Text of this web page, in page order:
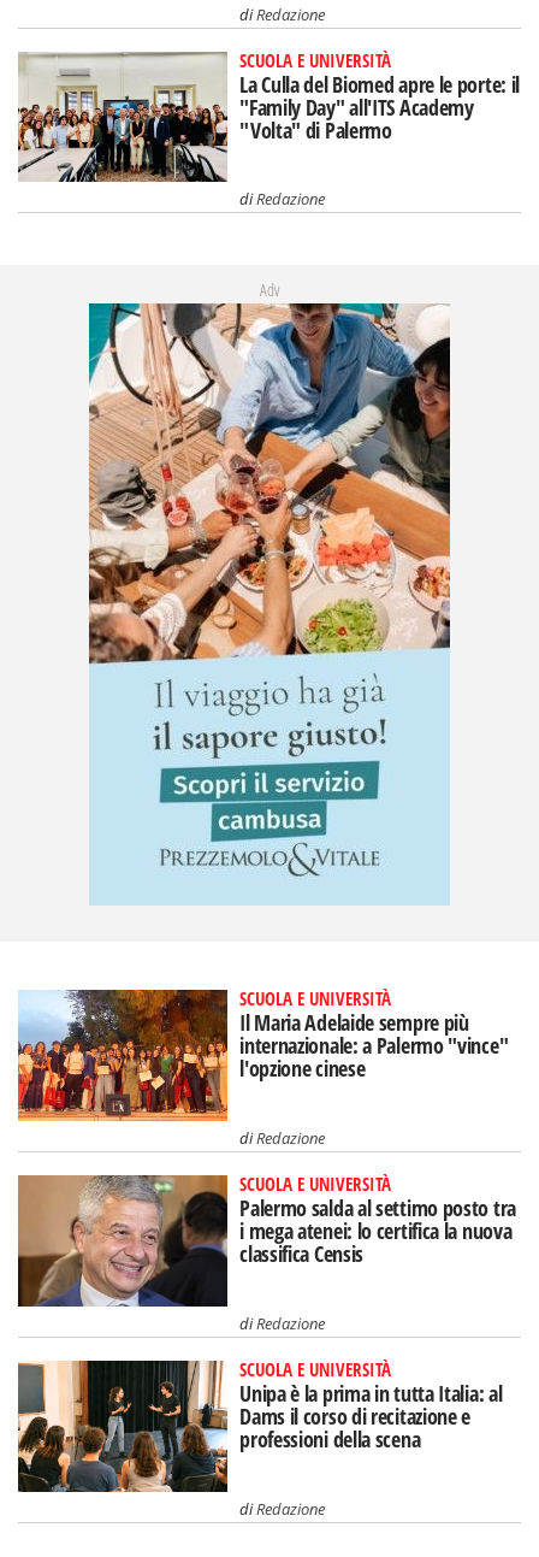
diRedazione
SCUOLA E UNIVERSITÀ
La Culla del Biomed apre le porte: il
"Family Day" all'ITS Academy
"Volta" di Palermo
diRedazione
Adv
SCUOLA E UNIVERSITÀ
Il Maria Adelaide sempre più
internazionale: a Palermo "vince"
l'opzione cinese
diRedazione
SCUOLA E UNIVERSITÀ
Palermo salda al settimo posto tra
i mega atenei: lo certifica la nuova
classifica Censis
diRedazione
SCUOLA E UNIVERSITÀ
Unipa è la prima in tutta Italia: al
Dams il corso di recitazione e
professioni della scena
diRedazione